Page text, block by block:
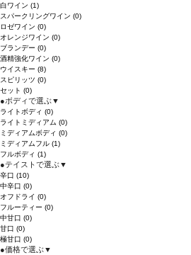
白ワイン (1)
スパークリングワイン (0)
ロゼワイン (0)
オレンジワイン (0)
ブランデー (0)
酒精強化ワイン (0)
ウイスキー (8)
スピリッツ (0)
セット (0)
●ボディで選ぶ▼
ライトボディ (0)
ライトミディアム (0)
ミディアムボディ (0)
ミディアムフル (1)
フルボディ (1)
●テイストで選ぶ▼
辛口 (10)
中辛口 (0)
オフドライ (0)
フルーティー (0)
中甘口 (0)
甘口 (0)
極甘口 (0)
●価格で選ぶ▼